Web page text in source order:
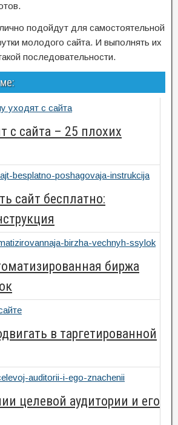
подойдут для самостоятельной
молодого сайта. И выполнять их
последовательности.
с сайта – 25 плохих
сайт бесплатно:
биржа
в таргетированной
целевой аудитории и его